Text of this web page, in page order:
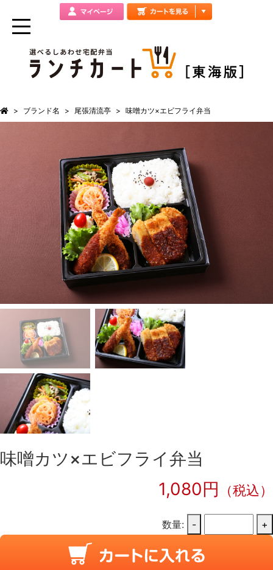
ブランド名 尾張清流亭 味噌カツ×エビフライ弁当
味噌カツ×エビフライ弁当
1,080円
（税込）
数量: - +